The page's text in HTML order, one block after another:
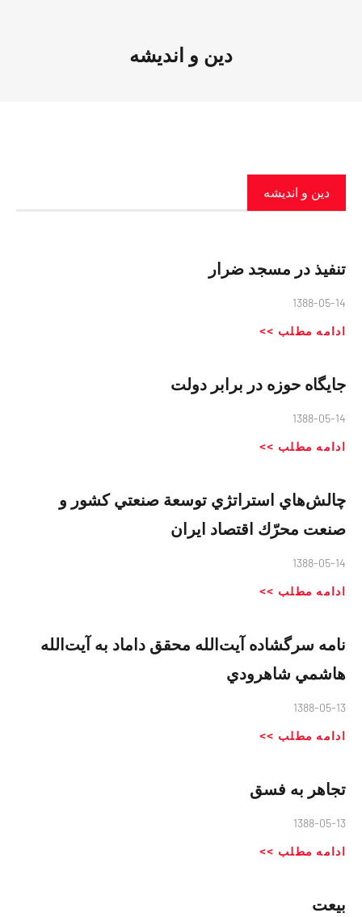
دین و اندیشه
دین و اندیشه
تنفیذ در مسجد ضرار
1388-05-14
ادامه مطلب >>
جايگاه حوزه در برابر دولت
1388-05-14
ادامه مطلب >>
چالش‌هاي استراتژي توسعة صنعتي كشور و
صنعت محرّك اقتصاد ايران
1388-05-14
ادامه مطلب >>
نامه سرگشاده آيت‌الله محقق داماد به آيت‌الله
هاشمي شاهرودي
1388-05-13
ادامه مطلب >>
تجاهر به فسق
1388-05-13
ادامه مطلب >>
بیعت